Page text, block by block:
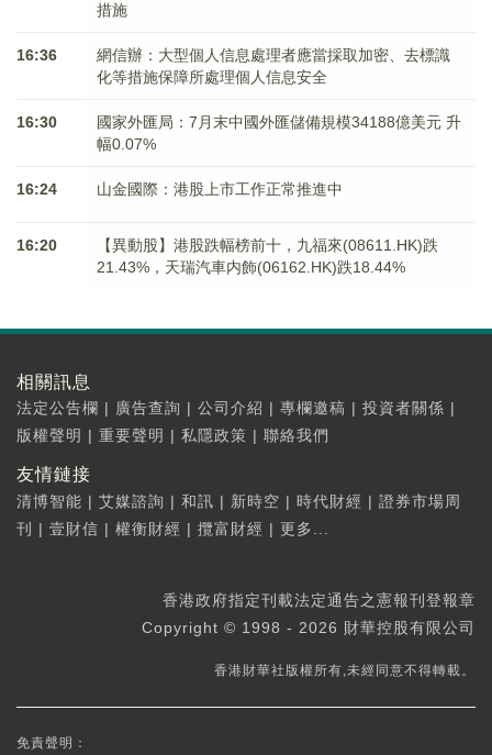
措施
16:36
網信辦：大型個人信息處理者應當採取加密、去標識
化等措施保障所處理個人信息安全
16:30
國家外匯局：7月末中國外匯儲備規模34188億美元 升
幅0.07%
16:24 山金國際：港股上市工作正常推進中
16:20
【異動股】港股跌幅榜前十，九福來(08611.HK)跌
21.43%，天瑞汽車内飾(06162.HK)跌18.44%
相關訊息
法定公告欄 | 廣告查詢 | 公司介紹 | 專欄邀稿 | 投資者關係 |
版權聲明 | 重要聲明 | 私隱政策 | 聯絡我們
友情鏈接
清博智能 | 艾媒諮詢 | 和訊 | 新時空 | 時代財經 | 證券市場周
刊 | 壹財信 | 權衡財經 | 攬富財經 | 更多...
香港政府指定刊載法定通告之憲報刊登報章
Copyright © 1998 - 2026 財華控股有限公司
香港財華社版權所有,未經同意不得轉載。
免責聲明：